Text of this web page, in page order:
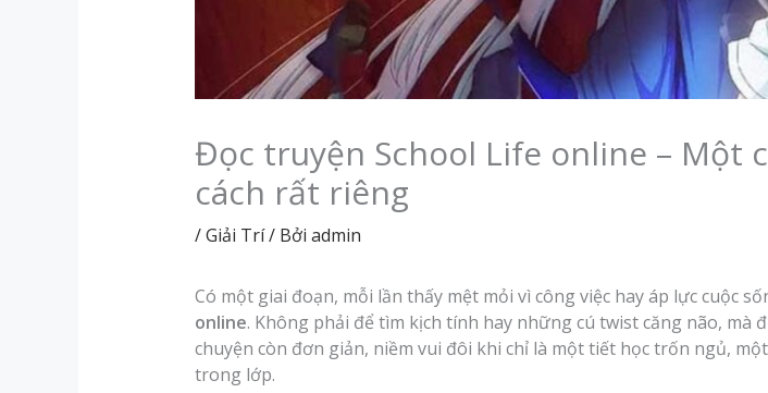
Đọc truyện School Life online – Một
cách rất riêng
/Giải Trí/ Bởi admin
Có một giai đoạn, mỗi lần thấy mệt mỏi vì công việc hay áp lực cuộc
online. Không phải để tìm kịch tính hay những cú twist căng não, mà
chuyện còn đơn giản, niềm vui đôi khi chỉ là một tiết học trốn ngủ,
trong lớp.